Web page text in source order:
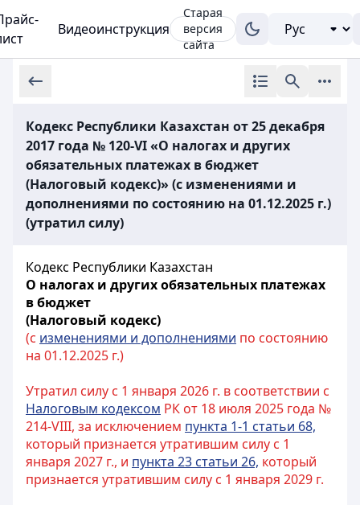
Видеоинструкция
Старая
версия
сайта
Кодекс Республики Казахстан от 25 декабря
2017 года № 120-VI «О налогах и других
обязательных платежах в бюджет
(Налоговый кодекс)» (с изменениями и
дополнениями по состоянию на 01.12.2025 г.)
(утратил силу)
Кодекс Республики Казахстан
О налогах и других обязательных платежах
в бюджет
(Налоговый кодекс)
(с изменениями и дополнениями по состоянию
на 01.12.2025 г.)
Утратил силу с 1 января 2026 г. в соответствии с
Налоговым кодексом РК от 18 июля 2025 года №
214-VIII, за исключением пункта 1-1 статьи 68,
который признается утратившим силу с 1
января 2027 г., и пункта 23 статьи 26, который
признается утратившим силу с 1 января 2029 г.